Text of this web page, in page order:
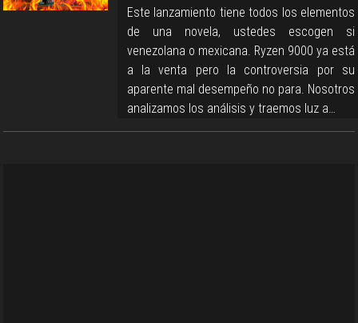
Este lanzamiento tiene todos los elementos
de una novela, ustedes escogen si
venezolana o mexicana. Ryzen 9000 ya está
a la venta pero la controversia por su
aparente mal desempeño no para. Nosotros
analizamos los análisis y traemos luz a…